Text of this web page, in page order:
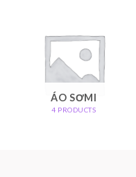
ÁO SƠMI
4 PRODUCTS